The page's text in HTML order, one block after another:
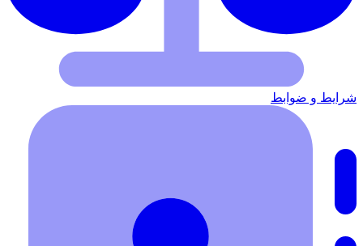
شرایط‌ و ضوابط